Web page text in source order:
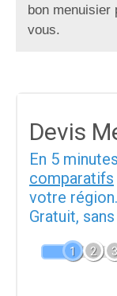
bon menuisier
vous.
Devis
En 5
comparatifs
votre région.
Gratuit,
1 2 3